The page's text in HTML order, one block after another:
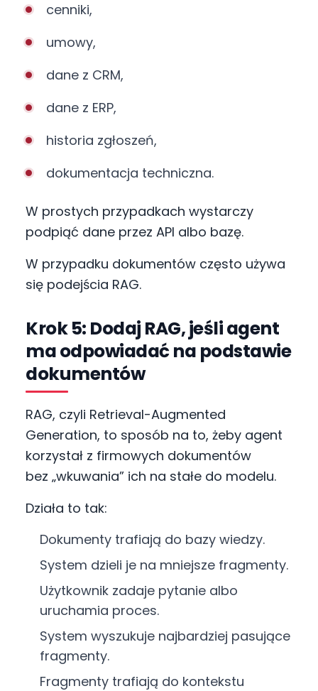
cenniki,
umowy,
dane z CRM,
dane z ERP,
historia zgłoszeń,
dokumentacja techniczna.
W prostych przypadkach wystarczy
podpiąć dane przez API albo bazę.
W przypadku dokumentów często używa
się podejścia RAG.
Krok 5: Dodaj RAG, jeśli agent
ma odpowiadać na podstawie
dokumentów
RAG, czyli Retrieval-Augmented
Generation, to sposób na to, żeby agent
korzystał z firmowych dokumentów
bez „wkuwania” ich na stałe do modelu.
Działa to tak:
Dokumenty trafiają do bazy wiedzy.
System dzieli je na mniejsze fragmenty.
Użytkownik zadaje pytanie albo
uruchamia proces.
System wyszukuje najbardziej pasujące
fragmenty.
Fragmenty trafiają do kontekstu